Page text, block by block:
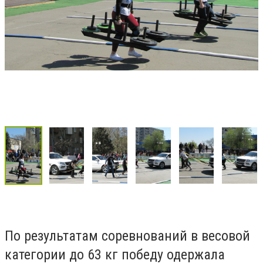
По результатам соревнований в весовой
категории до 63 кг победу одержала